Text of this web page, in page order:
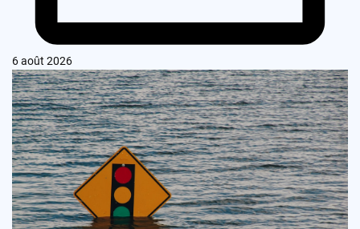
6 août 2026